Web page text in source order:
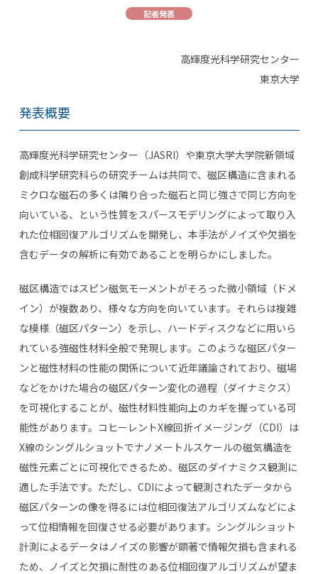
記者発表
高輝度光科学研究センター
東京大学
発表概要
高輝度光科学研究センター（JASRI）や東京大学大学院新領域
創成科学研究科らの研究チームは共同で、磁区構造に含まれる
ミクロな磁石の多くは隣り合った磁石と同じ強さで同じ方向を
向いている、という性質をスパースモデリングによって取り入
れた位相回復アルゴリズムを開発し、本手法がノイズや欠損を
含むデータの解析に有効であることを明らかにしました。
磁区構造ではスピン磁気モーメントがそろった微小領域（ドメ
イン）が複数あり、様々な方向を向いています。それらは複雑
な模様（磁区パターン）を示し、ハードディスクなどに用いら
れている強磁性材料全般で発現します。このような磁区パター
ンと磁性材料の性能の関係について近年議論されており、磁場
などをかけた場合の磁区パターン変化の過程（ダイナミクス）
を可視化することが、磁性材料性能向上のカギを握っている可
能性があります。コヒーレントX線回折イメージング（CDI）は
X線のシングルショットでナノメートルスケールの磁気構造を
磁性元素ごとに可視化できるため、磁区のダイナミクス観測に
適した手法です。ただし、 CDIによって観測されたデータから
磁区パターンの像を得るには位相回復法アルゴリズムなどによ
って位相情報を回復させる必要があります。シングルショット
計測によるデータはノイズの影響が顕著で情報欠損も含まれる
ため、ノイズと欠損に耐性のある位相回復アルゴリズムが望ま